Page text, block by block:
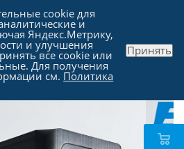
Москве
cookie для
и
Яндекс.Метрику,
и улучшения
все cookie или
Для получения
см. Политика
Принять